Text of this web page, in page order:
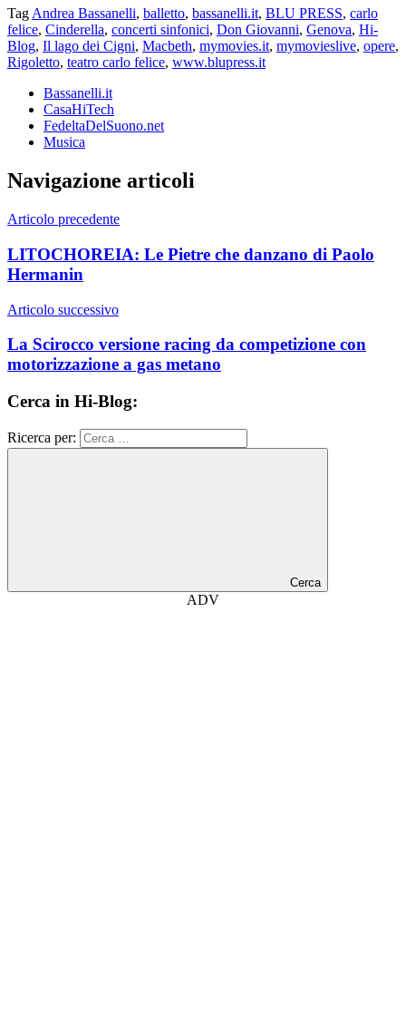
Tag Andrea Bassanelli, balletto, bassanelli.it, BLU PRESS, carlo
felice, Cinderella, concerti sinfonici, Don Giovanni, Genova, Hi-
Blog, Il lago dei Cigni, Macbeth, mymovies.it, mymovieslive, opere,
Rigoletto, teatro carlo felice, www.blupress.it
Bassanelli.it
CasaHiTech
FedeltaDelSuono.net
Musica
Navigazione articoli
Articolo precedente
LITOCHOREIA: Le Pietre che danzano di Paolo
Hermanin
Articolo successivo
La Scirocco versione racing da competizione con
motorizzazione a gas metano
Cerca in Hi-Blog:
Ricerca per:
Cerca
ADV